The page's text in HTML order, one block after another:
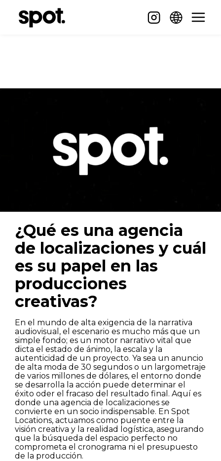
¿Qué es una agencia
de localizaciones y cuál
es su papel en las
producciones
creativas?
En el mundo de alta exigencia de la narrativa
audiovisual, el escenario es mucho más que un
simple fondo; es un motor narrativo vital que
dicta el estado de ánimo, la escala y la
autenticidad de un proyecto. Ya sea un anuncio
de alta moda de 30 segundos o un largometraje
de varios millones de dólares, el entorno donde
se desarrolla la acción puede determinar el
éxito oder el fracaso del resultado final. Aquí es
donde una agencia de localizaciones se
convierte en un socio indispensable. En Spot
Locations, actuamos como puente entre la
visión creativa y la realidad logística, asegurando
que la búsqueda del espacio perfecto no
comprometa el cronograma ni el presupuesto
de la producción.